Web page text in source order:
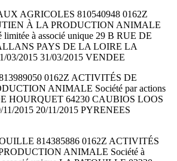
AGRICOLES 810540948 0162Z
À LA PRODUCTION ANIMALE
limitée à associé unique 29 B RUE DE
PAYS DE LA LOIRE LA
03/2015 31/03/2015 VENDEE
0162Z ACTIVITÉS DE
ANIMALE Société par actions
HOURQUET 64230 CAUBIOS LOOS
2015 20/11/2015 PYRENEES
814385886 0162Z ACTIVITÉS
ANIMALE Société à